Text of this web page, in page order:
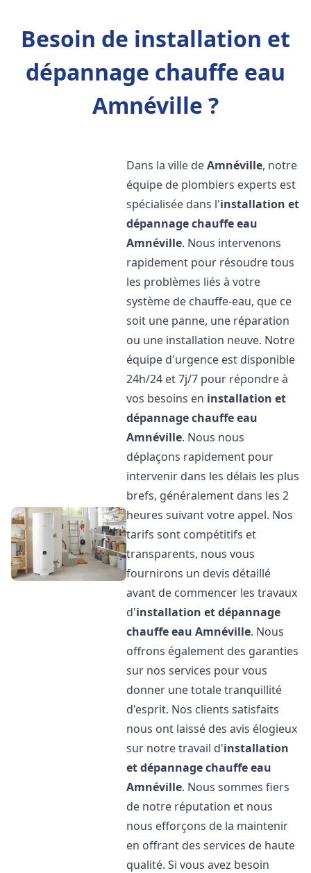
Besoin de installation et
dépannage chauffe eau
Amnéville ?
Dans la ville deAmnéville, notre
équipe de plombiers experts est
spécialisée dans l'installation et
dépannage chauffe eau
Amnéville. Nous intervenons
rapidement pour résoudre tous
les problèmes liés à votre
système de chauffe-eau, que ce
soit une panne, une réparation
ou une installation neuve. Notre
équipe d'urgence est disponible
24h/24 et 7j/7 pour répondre à
vos besoins en installation et
dépannage chauffe eau
Amnéville. Nous nous
déplaçons rapidement pour
intervenir dans les délais les plus
brefs, généralement dans les 2
heures suivant votre appel. Nos
tarifs sont compétitifs et
transparents, nous vous
fournirons un devis détaillé
avant de commencer les travaux
d'installation et dépannage
chauffe eau Amnéville. Nous
offrons également des garanties
sur nos services pour vous
donner une totale tranquillité
d'esprit. Nos clients satisfaits
nous ont laissé des avis élogieux
sur notre travail d'installation
et dépannage chauffe eau
Amnéville. Nous sommes fiers
de notre réputation et nous
nous efforçons de la maintenir
en offrant des services de haute
qualité. Si vous avez besoin